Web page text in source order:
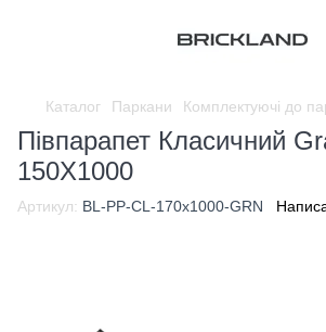
Каталог Паркани Комплектуючі до
Півпарапет Класичний
150X1000
Артикул: BL-PP-CL-170x1000-GRN